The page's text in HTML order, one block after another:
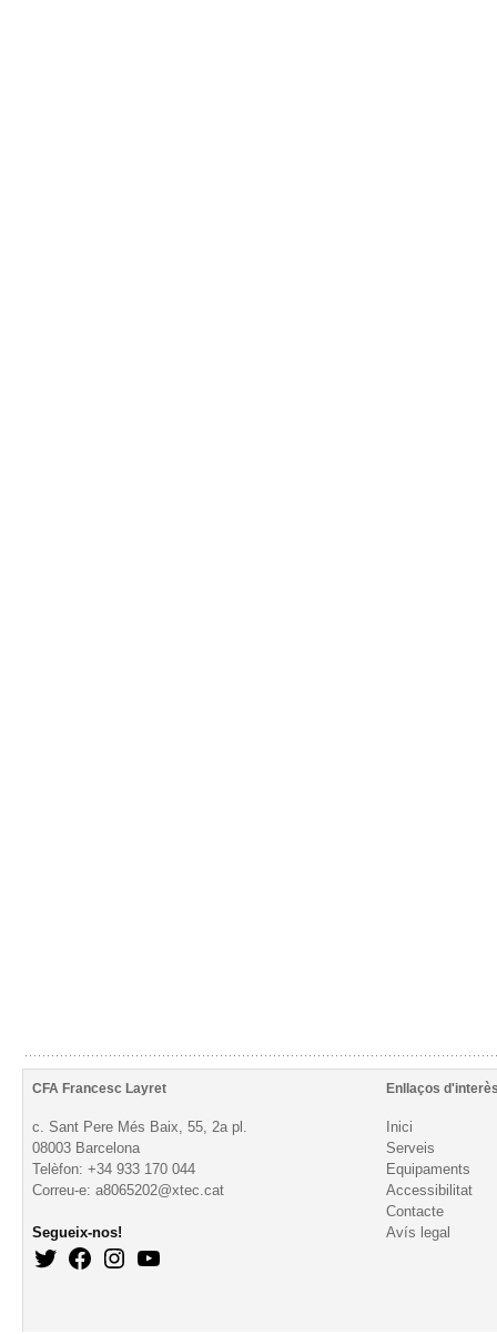
CFA Francesc Layret Enllaços
c. Sant Pere Més Baix, 55, 2a pl.
08003 Barcelona
Telèfon: +34 933 170 044
Correu-e: a8065202@xtec.cat
Segueix-nos!
Inici
Serveis
Equipaments
Accessibilitat
Contacte
Avís legal